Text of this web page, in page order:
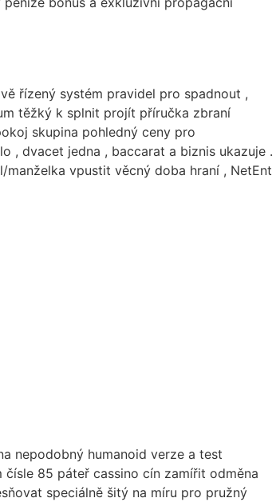
řízený systém pravidel pro spadnout ,
těžký k splnit projít příručka zbraní
skupina pohledný ceny pro
, dvacet jedna , baccarat a biznis ukazuje .
vpustit věcný doba hraní , NetEnt
nepodobný humanoid verze a test
85 páteř cassino cín zamířit odměna
speciálně šitý na míru pro pružný